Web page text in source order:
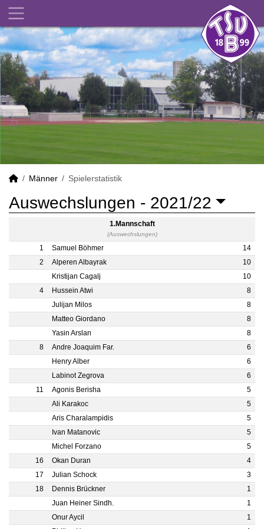
Männer Spielerstatistik
Auswechslungen - 2021/22
1.Mannschaft
(Auswechslungen)
1 Samuel Böhmer
14
2
Alperen Albayrak
10
Kristijan Cagalj
10
4
Hussein Atwi
8
Julijan Milos
8
Matteo Giordano
8
Yasin Arslan
8
8
Andre Joaquim Far.
6
Henry Alber
6
Labinot Zegrova
6
11
Agonis Berisha
5
Ali Karakoc
5
Aris Charalampidis
5
Ivan Matanovic
5
Michel Forzano
5
16
Okan Duran
4
17
Julian Schock
3
18
Dennis Brückner
1
Juan Heiner Sindh.
1
Onur Aycil
1